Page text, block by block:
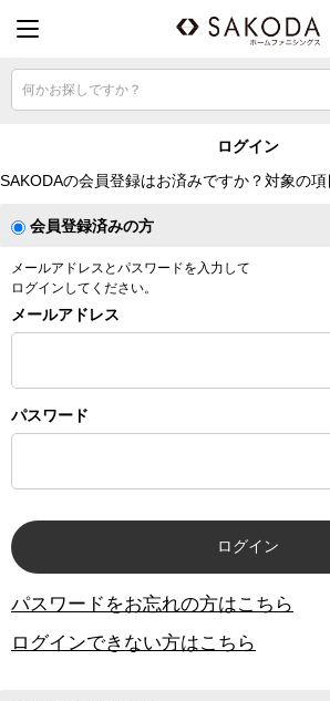
何かお探しですか？
ログイン
SAKODAの会員登録はお済みですか？対象の
会員登録済みの方
メールアドレスとパスワードを入力して
ログインしてください。
メールアドレス
パスワード
パスワードをお忘れの方はこちら
ログインできない方はこちら